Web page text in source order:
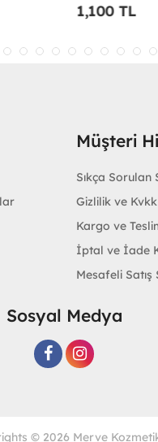
1,100 TL
Müşteri
Sıkça Sorulan
Gizlilik ve
Kargo ve
İptal ve İade
Mesafeli Satış
Sosyal Medya
© 2026 Merve